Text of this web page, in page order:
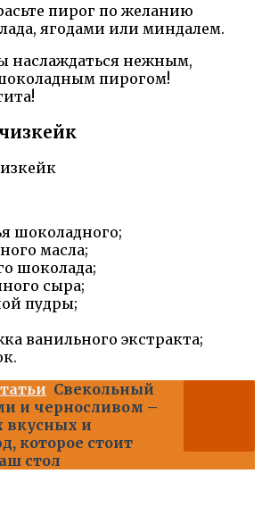
пирог по желанию
ягодами или миндалем.
наслаждаться нежным,
пирогом!
шоколадного;
масла;
шоколада;
сыра;
пудры;
ванильного экстракта;
Свекольный
и черносливом –
вкусных и
которое стоит
стол